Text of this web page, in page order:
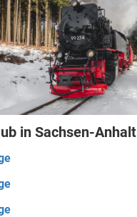
in Sachsen-Anhalt